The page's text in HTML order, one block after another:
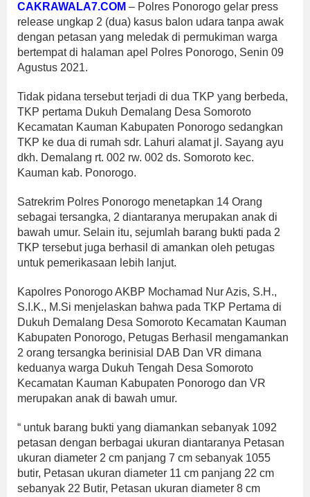
CAKRAWALA7.COM – Polres Ponorogo gelar press
release ungkap 2 (dua) kasus balon udara tanpa awak
dengan petasan yang meledak di permukiman warga
bertempat di halaman apel Polres Ponorogo, Senin 09
Agustus 2021.
Tidak pidana tersebut terjadi di dua TKP yang berbeda,
TKP pertama Dukuh Demalang Desa Somoroto
Kecamatan Kauman Kabupaten Ponorogo sedangkan
TKP ke dua di rumah sdr. Lahuri alamat jl. Sayang ayu
dkh. Demalang rt. 002 rw. 002 ds. Somoroto kec.
Kauman kab. Ponorogo.
Satrekrim Polres Ponorogo menetapkan 14 Orang
sebagai tersangka, 2 diantaranya merupakan anak di
bawah umur. Selain itu, sejumlah barang bukti pada 2
TKP tersebut juga berhasil di amankan oleh petugas
untuk pemerikasaan lebih lanjut.
Kapolres Ponorogo AKBP Mochamad Nur Azis, S.H.,
S.I.K., M.Si menjelaskan bahwa pada TKP Pertama di
Dukuh Demalang Desa Somoroto Kecamatan Kauman
Kabupaten Ponorogo, Petugas Berhasil mengamankan
2 orang tersangka berinisial DAB Dan VR dimana
keduanya warga Dukuh Tengah Desa Somoroto
Kecamatan Kauman Kabupaten Ponorogo dan VR
merupakan anak di bawah umur.
“ untuk barang bukti yang diamankan sebanyak 1092
petasan dengan berbagai ukuran diantaranya Petasan
ukuran diameter 2 cm panjang 7 cm sebanyak 1055
butir, Petasan ukuran diameter 11 cm panjang 22 cm
sebanyak 22 Butir, Petasan ukuran diameter 8 cm